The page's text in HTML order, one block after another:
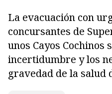
La evacuación con
concursantes de
unos Cayos Cochinos
incertidumbre y los
gravedad de la salud